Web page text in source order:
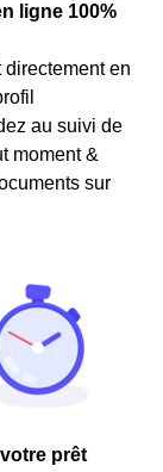
ligne 100%
directement en
au suivi de
moment &
sur
prêt